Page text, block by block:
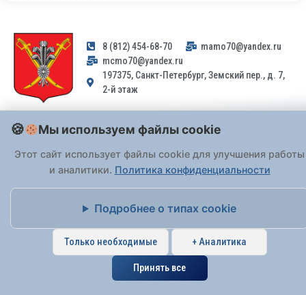
8 (812) 454-68-70
mamo70@yandex.ru
mcmo70@yandex.ru
197375, Санкт-Петербург, Земский пер., д. 7,
2-й этаж
Заявления и обращения граждан и организаций, поступившие на
адрес email, не могут быть рассмотрены на основании
Федерального закона от 02.05.2006 № 59-ФЗ. Обращения
принимаются только: по почте, черезпортал «Госуслуги» (ЕПГУ)
Мы используем файлы cookie
Этот сайт использует файлы cookie для улучшения работы
и аналитики. Политика конфиденциальности
Подробнее о типах cookie
Только необходимые + Аналитика
Принять все